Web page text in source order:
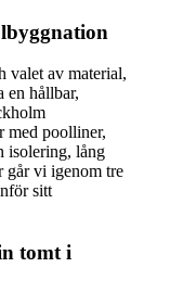
valet av material,
en hållbar,
med poolliner,
isolering, lång
går vi igenom tre
sitt
tomt i